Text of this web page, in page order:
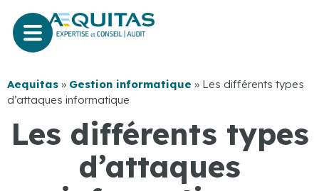
Aequitas » Gestion informatique » Les différents types
d’attaques informatique
Les différents types
d’attaques